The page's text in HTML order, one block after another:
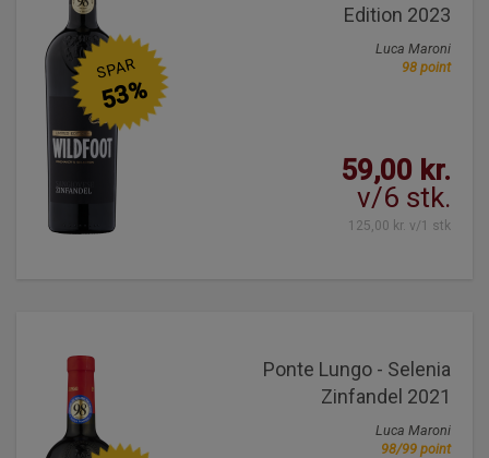
Edition 2023
Luca Maroni
98 point
59,00 kr.
v/6 stk.
125,00 kr. v/1 stk
SPAR
53%
Ponte Lungo - Selenia
Zinfandel 2021
Luca Maroni
98/99 point